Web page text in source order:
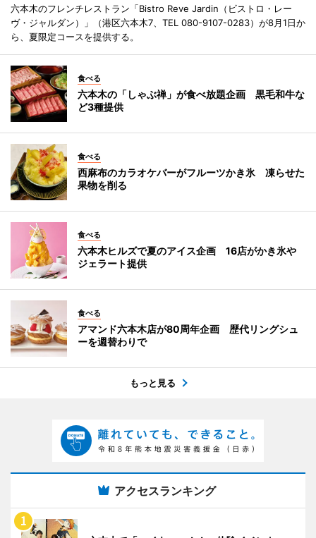
六本木のフレンチレストラン「Bistro Reve Jardin（ビストロ・レー
ヴ・ジャルダン）」（港区六本木7、TEL 080-9107-0283）が8月1日か
ら、夏限定コースを提供する。
食べる
六本木の「しゃぶ禅」が食べ放題企画 黒毛和牛な
ど3種提供
食べる
西麻布のカラオケバーがフルーツかき氷 凍らせた
果物を削る
食べる
六本木ヒルズで夏のアイス企画 16店がかき氷や
ジェラート提供
食べる
アマンド六本木店が80周年企画 歴代リングシュ
ーを週替わりで
もっと見る
アクセスランキング